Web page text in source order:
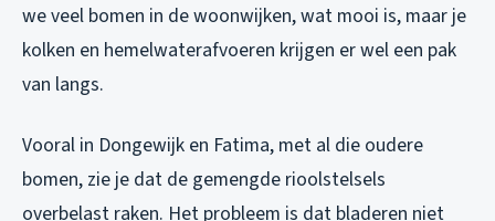
we veel bomen in de woonwijken, wat mooi is, maar je
kolken en hemelwaterafvoeren krijgen er wel een pak
van langs.
Vooral in Dongewijk en Fatima, met al die oudere
bomen, zie je dat de gemengde rioolstelsels
overbelast raken. Het probleem is dat bladeren niet